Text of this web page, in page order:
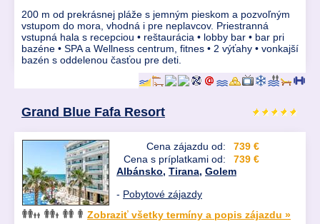
200 m od prekrásnej pláže s jemným pieskom a pozvoľným
vstupom do mora, vhodná i pre neplavcov. Priestranná
vstupná hala s recepciou • reštaurácia • lobby bar • bar pri
bazéne • SPA a Wellness centrum, fitnes • 2 výťahy • vonkajší
bazén s oddelenou časťou pre deti.
Grand Blue Fafa Resort
Cena zájazdu od:
739 €
Cena s príplatkami od:
739 €
Albánsko, Tirana, Golem
- Pobytové zájazdy
Zobraziť všetky termíny a popis zájazdu »